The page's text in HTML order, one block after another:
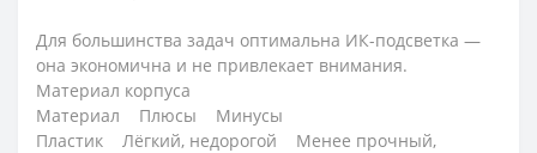
Для большинства задач оптимальна ИК-подсветка —
она экономична и не привлекает внимания.
Материал корпуса
Материал Плюсы Минусы
Пластик Лёгкий, недорогой Менее прочный,